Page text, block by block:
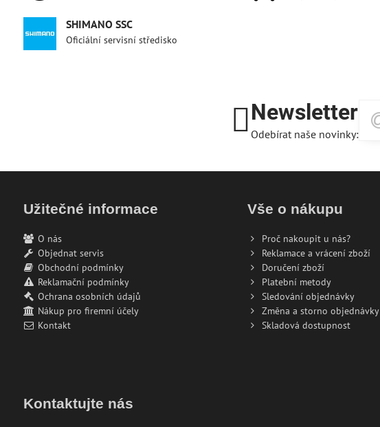
SHIMANO SSC
Oficiální servisní středisko
Newsletter
Odebírat naše novinky:
Užitečné informace
O nás
Objednat servis
Obchodní podmínky
Reklamační podmínky
Ochrana osobních údajů
Nákup pro firemní účely
Kontakt
Vše o nákupu
Proč nakoupit u nás?
Reklamace a vrácení zboží
Doručení zboží
Platební metody
Sledování objednávky
Změna a storno objednávky
Skladová dostupnost
Kontaktujte nás